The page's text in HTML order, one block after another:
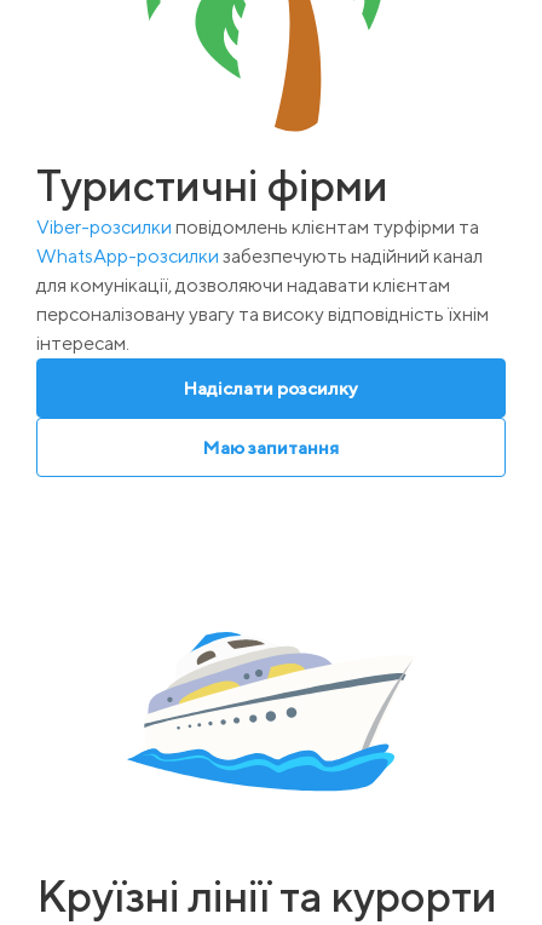
Туристичні фірми
Viber-розсилки повідомлень клієнтам турфірми та
WhatsApp-розсилки забезпечують надійний канал
для комунікації, дозволяючи надавати клієнтам
персоналізовану увагу та високу відповідність їхнім
інтересам.
Надіслати розсилку
Маю запитання
Круїзні лінії та курорти